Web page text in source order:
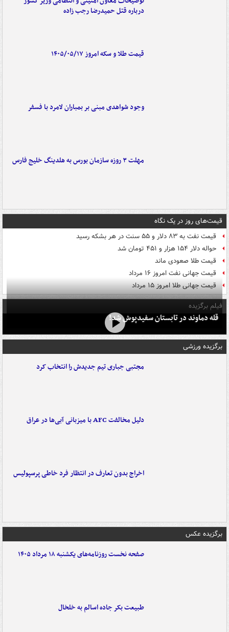
درباره قتل حمیدرضا رجب زاده
قیمت طلا و سکه امروز ۱۴۰۵/۰۵/۱۷
وجود شواهدی مبنی بر بمباران لامرد با فسفر
مهلت ۳ روزه سازمان بورس به هلدینگ خلیج فارس
قیمت‌های روز در یک نگاه
قیمت نفت به ۸۳ دلار و ۵۵ سنت در هر بشکه رسید
حواله دلار ۱۵۴ هزار و ۴۵۱ تومان شد
قیمت طلا صعودی ماند
قیمت جهانی نفت امروز ۱۶ مرداد
قیمت جهانی طلا امروز ۱۵ مرداد
فیلم برگزیده
قله دماوند در تابستان سفیدپوش شد!
برگزیده ورزشی
مجتبی جباری تیم جدیدش را انتخاب کرد
دلیل مخالفت AFC با میزبانی آبی‌ها در عراق
اخراج بدون تعارف در انتظار فرد خاطی پرسپولیس
برگزیده عکس
صفحه نخست روزنامه‌های یکشنبه ۱۸ مرداد ۱۴۰۵
طبیعت بکر جاده اسالم به خلخال